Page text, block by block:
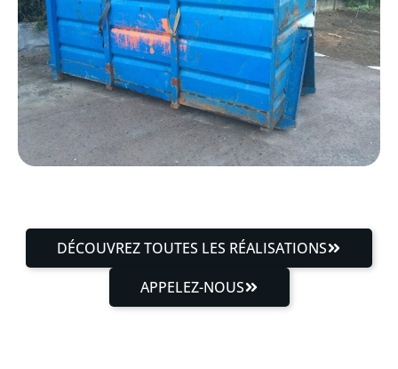
DÉCOUVREZ TOUTES LES RÉALISATIONS
APPELEZ-NOUS